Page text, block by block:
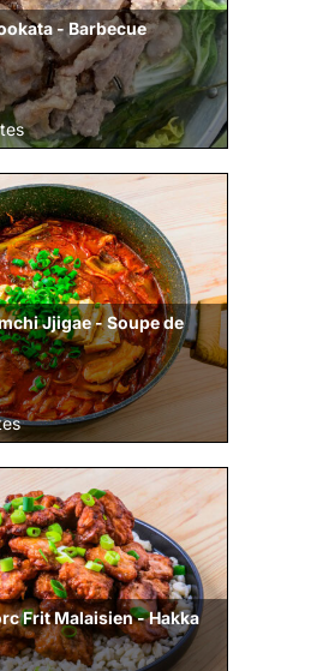
- Barbecue
Jjigae - Soupe de
Frit Malaisien - Hakka